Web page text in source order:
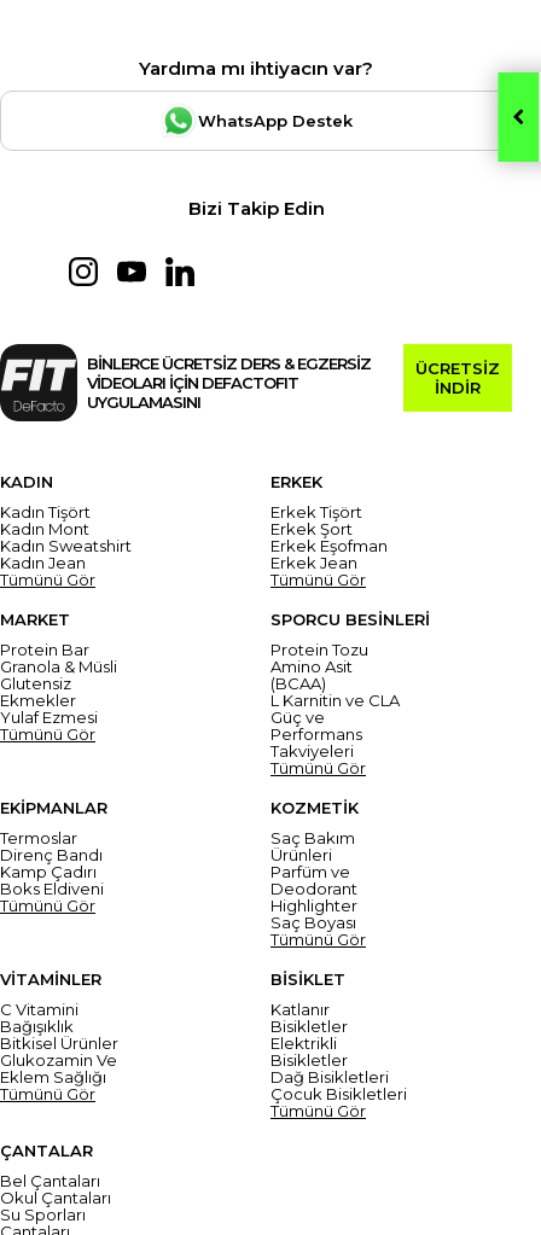
Yardıma mı ihtiyacın var?
WhatsApp Destek
Bizi Takip Edin
BİNLERCE ÜCRETSİZ DERS & EGZERSİZ
VİDEOLARI İÇİN DEFACTOFIT
UYGULAMASINI
ÜCRETSİZ
İNDİR
KADIN
Kadın Tişört
Kadın Mont
Kadın Sweatshirt
Kadın Jean
Tümünü Gör
ERKEK
Erkek Tişört
Erkek Şort
Erkek Eşofman
Erkek Jean
Tümünü Gör
MARKET
Protein Bar
Granola & Müsli
Glutensiz
Ekmekler
Yulaf Ezmesi
Tümünü Gör
SPORCU BESİNLERİ
Protein Tozu
Amino Asit
(BCAA)
L Karnitin ve CLA
Güç ve
Performans
Takviyeleri
Tümünü Gör
EKİPMANLAR
Termoslar
Direnç Bandı
Kamp Çadırı
Boks Eldiveni
Tümünü Gör
KOZMETİK
Saç Bakım
Ürünleri
Parfüm ve
Deodorant
Highlighter
Saç Boyası
Tümünü Gör
VİTAMİNLER
C Vitamini
Bağışıklık
Bitkisel Ürünler
Glukozamin Ve
Eklem Sağlığı
Tümünü Gör
BİSİKLET
Katlanır
Bisikletler
Elektrikli
Bisikletler
Dağ Bisikletleri
Çocuk Bisikletleri
Tümünü Gör
ÇANTALAR
Bel Çantaları
Okul Çantaları
Su Sporları